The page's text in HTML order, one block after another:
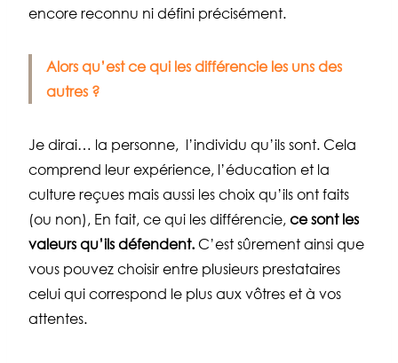
encore reconnu ni défini précisément.
Alors qu’est ce qui les différencie les uns des
autres ?
Je dirai… la personne, l’individu qu’ils sont. Cela
comprend leur expérience, l’éducation et la
culture reçues mais aussi les choix qu’ils ont faits
(ou non), En fait, ce qui les différencie, ce sont les
valeurs qu’ils défendent. C’est sûrement ainsi que
vous pouvez choisir entre plusieurs prestataires
celui qui correspond le plus aux vôtres et à vos
attentes.